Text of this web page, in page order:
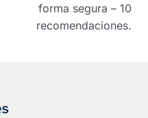
forma segura – 10
recomendaciones.